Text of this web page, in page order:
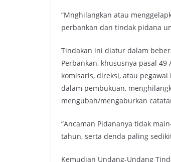
“Mnghilangkan atau
perbankan dan tindak pidana
Tindakan ini diatur dalam
Perbankan, khususnya pasal
komisaris, direksi, atau
dalam pembukuan,
mengubah/mengaburkan
“Ancaman Pidananya tidak
tahun, serta denda paling
Kemudian Undang-Undang